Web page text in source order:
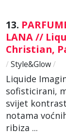
13.
LANA //
Christian,
/ Style&Glow/
Liquide
sofisticirani,
svijet
notama
ribiza ...